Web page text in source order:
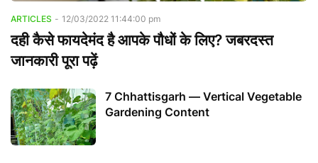
ARTICLES - 12/03/2022 11:44:00 pm
दही कैसे फायदेमंद है आपके पौधों के लिए? जबरदस्त
जानकारी पूरा पढ़ें
7 Chhattisgarh — Vertical Vegetable
Gardening Content